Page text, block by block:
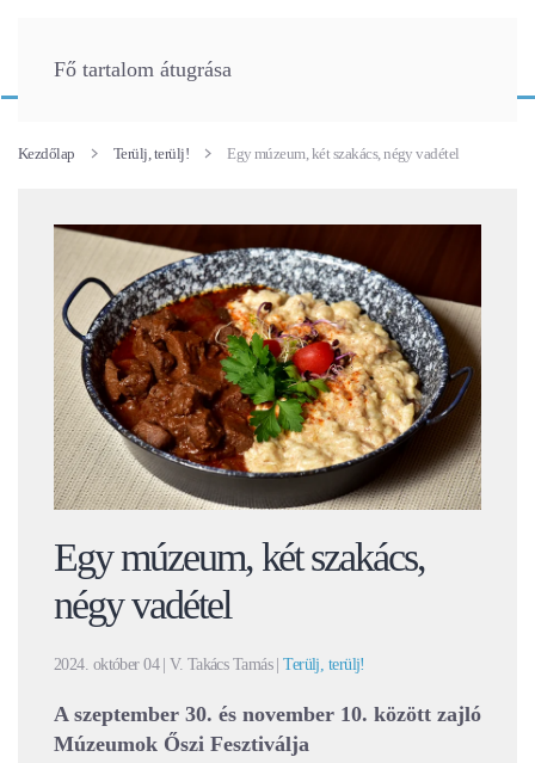
Fő tartalom átugrása
Kezdőlap Terülj, terülj! Egy múzeum, két szakács, négy vadétel
Egy múzeum, két szakács,
négy vadétel
2024. október 04| V. Takács Tamás |Terülj, terülj!
A szeptember 30. és november 10. között zajló
Múzeumok Őszi Fesztiválja